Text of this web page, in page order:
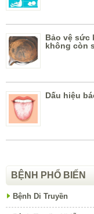
Bảo vệ sức
không còn
Dấu hiệu
BỆNH PHỔ BIẾN
Bệnh Di Truyền